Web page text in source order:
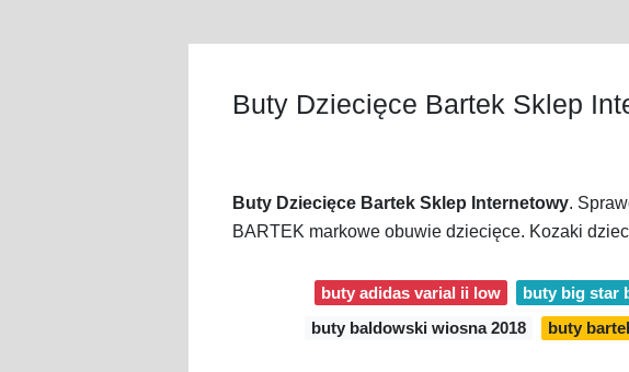
Buty Dziecięce Bartek Sklep
Buty Dziecięce Bartek Sklep Internetowy.
BARTEK markowe obuwie dziecięce. Kozaki
buty adidas varial ii low buty big star
buty baldowski wiosna 2018
buty